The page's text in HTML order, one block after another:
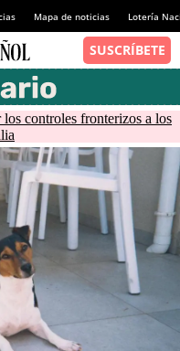
Mapa de noticias Lotería
controles fronterizos a los